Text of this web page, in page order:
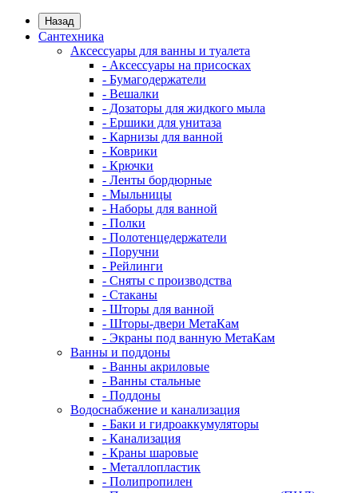
Назад
Сантехника
Аксессуары для ванны и туалета
- Аксессуары на присосках
- Бумагодержатели
- Вешалки
- Дозаторы для жидкого мыла
- Ершики для унитаза
- Карнизы для ванной
- Коврики
- Крючки
- Ленты бордюрные
- Мыльницы
- Наборы для ванной
- Полки
- Полотенцедержатели
- Поручни
- Рейлинги
- Сняты с производства
- Стаканы
- Шторы для ванной
- Шторы-двери МетаКам
- Экраны под ванную МетаКам
Ванны и поддоны
- Ванны акриловые
- Ванны стальные
- Поддоны
Водоснабжение и канализация
- Баки и гидроаккумуляторы
- Канализация
- Краны шаровые
- Металлопластик
- Полипропилен